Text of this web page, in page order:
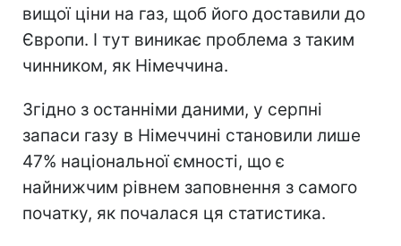
вищої ціни на газ, щоб його доставили до
Європи. І тут виникає проблема з таким
чинником, як Німеччина.
Згідно з останніми даними, у серпні
запаси газу в Німеччині становили лише
47% національної ємності, що є
найнижчим рівнем заповнення з самого
початку, як почалася ця статистика.